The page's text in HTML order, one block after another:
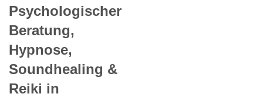
Psychologischer
Beratung,
Hypnose,
Soundhealing &
Reiki in